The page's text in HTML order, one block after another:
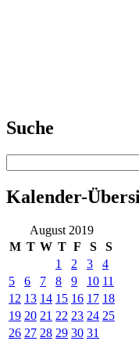
Suche
Kalender-
August 2019
M T W T F S
S
1
2 3
4
5
6 7 8 9 10 11
12 13 14 15 16 17 18
19 20 21 22 23 24 25
26 27 28 29 30 31